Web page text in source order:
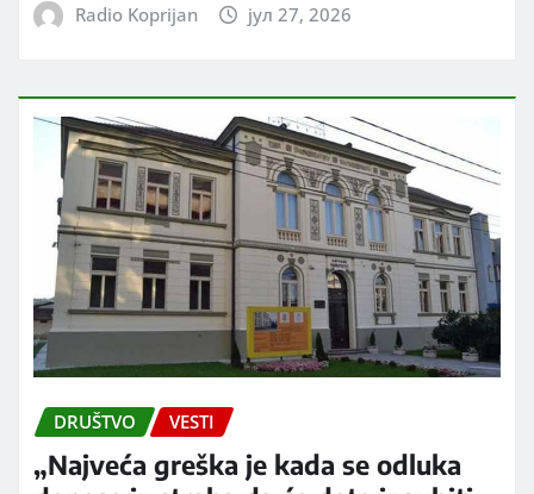
Radio Koprijan јул 27, 2026
DRUŠTVO VESTI
„Najveća greška je kada se odluka